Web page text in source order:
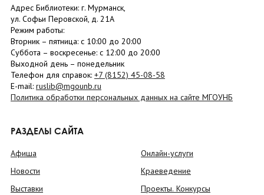
Адрес Библиотеки: г. Мурманск,
ул. Софьи Перовской, д. 21А
Режим работы:
Вторник – пятница: с 10:00 до 20:00
Суббота – воскресенье: c 12:00 до 20:00
Выходной день – понедельник
Телефон для справок: +7 (8152) 45-08-58
E-mail: ruslib@mgounb.ru
Политика обработки персональных данных на сайте МГОУНБ
РАЗДЕЛЫ САЙТА
Афиша
Новости
Выставки
Онлайн-услуги
Краеведение
Проекты. Конкурсы